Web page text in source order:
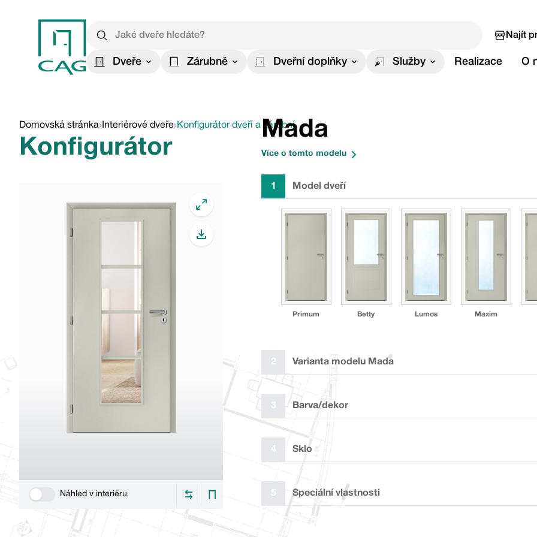
Najít
Dveře Zárubně Dveřní doplňky Služby Realizace O
Domovská stránka Interiérové dveře Konfigurátor dveří a zárubní
Konfigurátor
Use settingNáhled v interiéru
Mada
Více o tomto modelu
1 Model dveří
Primum Betty Lumos Maxim
2 Varianta modelu Mada
F ZZ F WZ
3 Barva/dekor
Laminát plus bílý
4 Sklo
5 Speciální vlastnosti